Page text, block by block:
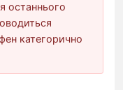
останнього
категорично